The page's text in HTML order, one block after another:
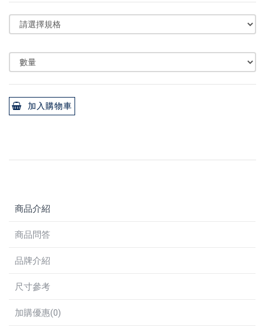
加入購物車
商品介紹
商品問答
品牌介紹
尺寸參考
加購優惠(0)